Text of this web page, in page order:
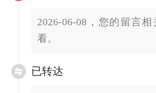
2026-06-08，您的留言
看。
已转达